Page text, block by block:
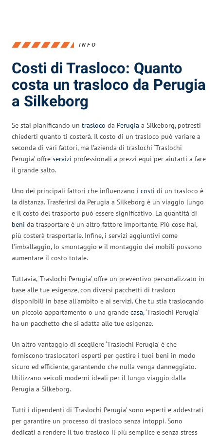
INFO
Costi di Trasloco: Quanto
costa un trasloco da Perugia
a Silkeborg
Se stai pianificando un trasloco da Perugia a Silkeborg, potresti
chiederti quanto ti costerà. Il costo di un trasloco può variare a
seconda di vari fattori, ma l’azienda di traslochi ‘Traslochi
Perugia’ offre servizi professionali a prezzi equi per aiutarti a fare
il grande salto.
Uno dei principali fattori che influenzano i costi di un trasloco è
la distanza. Trasferirsi da Perugia a Silkeborg è un viaggio lungo
e il costo del trasporto può essere significativo. La quantità di
beni da trasportare è un altro fattore importante. Più cose hai,
più costerà trasportarle. Infine, i servizi aggiuntivi come
l’imballaggio, lo smontaggio e il montaggio dei mobili possono
aumentare il costo totale.
Tuttavia, ‘Traslochi Perugia’ offre un preventivo personalizzato in
base alle tue esigenze, con diversi pacchetti di trasloco
disponibili in base all’ambito e ai servizi. Che tu stia traslocando
un piccolo appartamento o una grande casa, ‘Traslochi Perugia’
ha un pacchetto che si adatta alle tue esigenze.
Un altro vantaggio di scegliere ‘Traslochi Perugia’ è che
forniscono traslocatori esperti per gestire i tuoi beni in modo
sicuro ed efficiente, garantendo che nulla venga danneggiato.
Utilizzano veicoli moderni ideali per il lungo viaggio dalla
Perugia a Silkeborg.
Tutti i dipendenti di ‘Traslochi Perugia’ sono esperti e addestrati
per garantire un processo di trasloco senza intoppi. Sono
dedicati a rendere il tuo trasloco il più semplice e senza stress